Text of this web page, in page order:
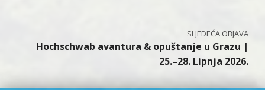
Hochschwab avantura & opuštanje u Grazu |
25.–28. Lipnja 2026.